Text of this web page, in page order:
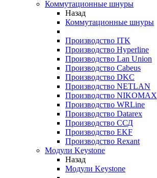
Коммутационные шнуры
Назад
Коммутационные шнуры
Производство ITK
Производство Hyperline
Производство Lan Union
Производство Cabeus
Производство DKC
Производство NETLAN
Производство NIKOMAX
Производство WRLine
Производство Datarex
Производство ССД
Производство EKF
Производство Rexant
Модули Keystone
Назад
Модули Keystone